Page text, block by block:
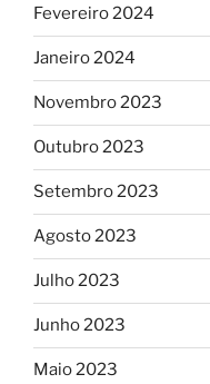
Fevereiro 2024
Janeiro 2024
Novembro 2023
Outubro 2023
Setembro 2023
Agosto 2023
Julho 2023
Junho 2023
Maio 2023